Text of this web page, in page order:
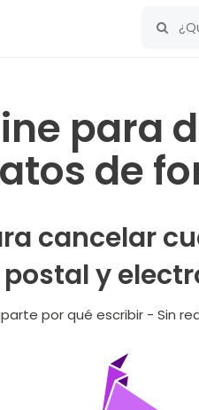
para
de
cancelar
postal y
por qué escribir - Sin